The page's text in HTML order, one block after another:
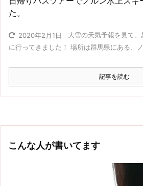
た。
2020年2月1日
大雪の天気予報を見て
に行ってきました！ 場所は群馬県にある、
記事を読む
こんな人が書いてます